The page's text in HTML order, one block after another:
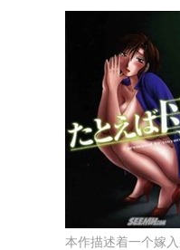
本作描述着一个嫁